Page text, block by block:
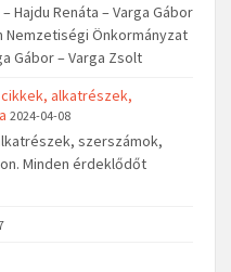
Hajdu Renáta – Varga Gábor
Nemzetiségi Önkormányzat
Gábor – Varga Zsolt
alkatrészek,
2024-04-08
szerszámok,
Minden érdeklődőt